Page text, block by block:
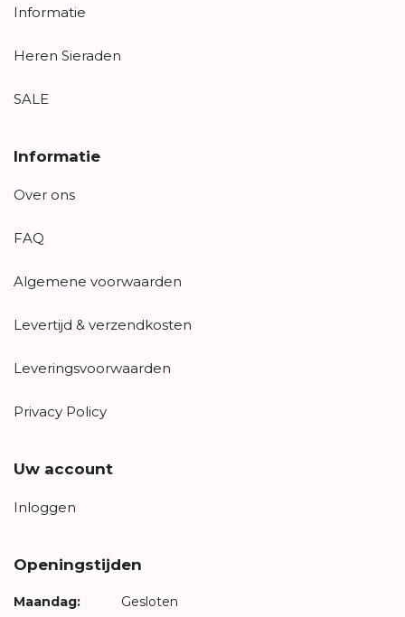
Informatie
Heren Sieraden
SALE
Informatie
Over ons
FAQ
Algemene voorwaarden
Levertijd & verzendkosten
Leveringsvoorwaarden
Privacy Policy
Uw account
Inloggen
Openingstijden
Maandag: Gesloten